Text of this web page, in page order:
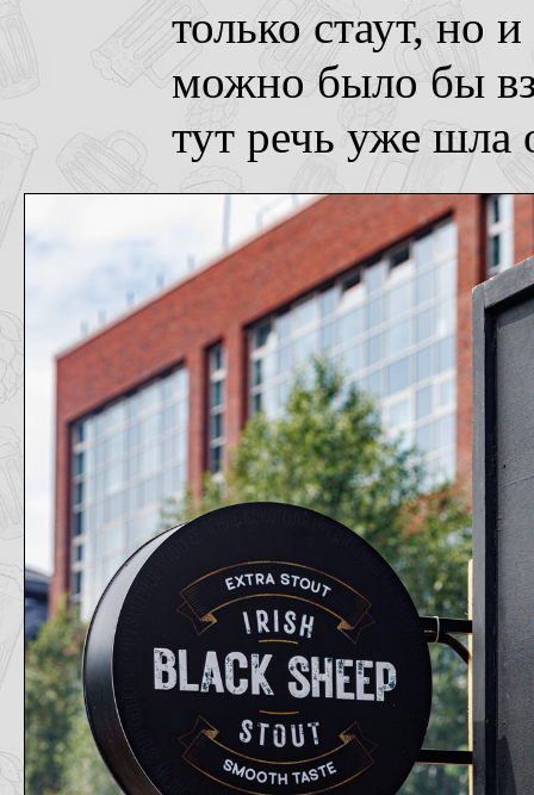
только стаут, но
можно было бы
тут речь уже шла